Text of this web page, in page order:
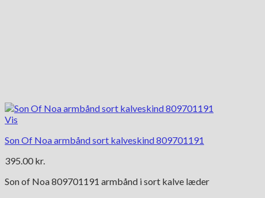
Vis
Son Of Noa armbånd sort kalveskind 809701191
395.00 kr.
Son of Noa 809701191 armbånd i sort kalve læder